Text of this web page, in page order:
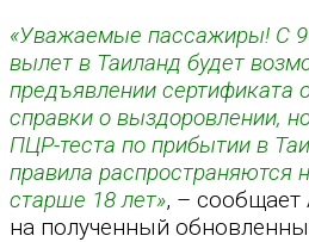
«Уважаемые пассажиры! С 9
вылет в Таиланд будет
предъявлении сертификата
справки о выздоровлении,
ПЦР-теста по прибытии в
правила распространяются
старше 18 лет», – сообщает
на полученный